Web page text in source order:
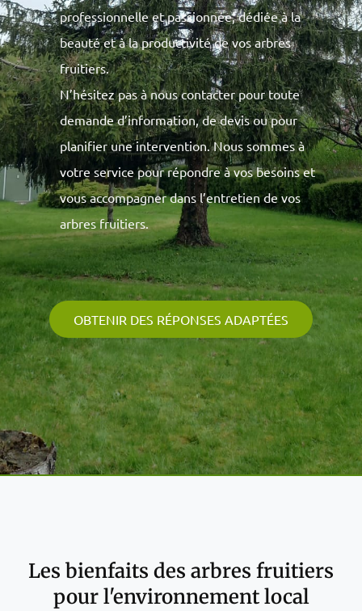
professionnelle et passionnée, dédiée à la
beauté et à la productivité de vos arbres
fruitiers.
N’hésitez pas à nous contacter pour toute
demande d’information, de devis ou pour
planifier une intervention. Nous sommes à
votre service pour répondre à vos besoins et
vous accompagner dans l’entretien de vos
arbres fruitiers.
OBTENIR DES RÉPONSES ADAPTÉES
Les bienfaits des arbres fruitiers
pour l'environnement local